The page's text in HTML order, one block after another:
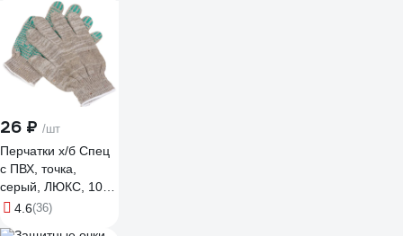
26 ₽ /шт
Перчатки х/б Спец
с ПВХ, точка,
серый, ЛЮКС, 10
класс, 1 пара
4.6(36)